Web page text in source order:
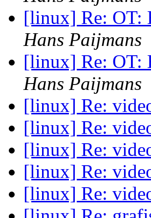
[linux] Re: OT:
Hans Paijmans
[linux] Re: OT:
Hans Paijmans
[linux] Re:
[linux] Re:
[linux] Re:
[linux] Re:
[linux] Re: